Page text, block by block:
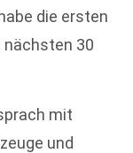
die ersten
nächsten 30
mit
und